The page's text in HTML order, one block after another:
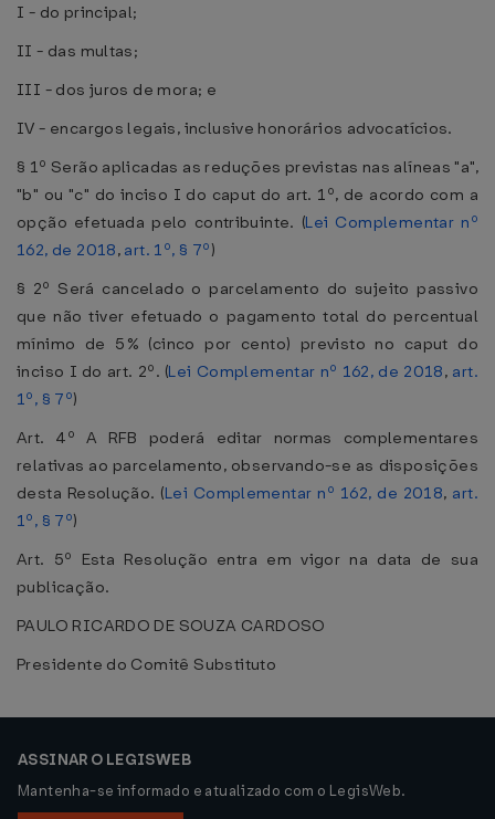
I - do principal;
II - das multas;
III - dos juros de mora; e
IV - encargos legais, inclusive honorários advocatícios.
§ 1º Serão aplicadas as reduções previstas nas alíneas "a",
"b" ou "c" do inciso I do caput do art. 1º, de acordo com a
opção efetuada pelo contribuinte. (Lei Complementar nº
162, de 2018, art. 1º, § 7º)
§ 2º Será cancelado o parcelamento do sujeito passivo
que não tiver efetuado o pagamento total do percentual
mínimo de 5% (cinco por cento) previsto no caput do
inciso I do art. 2º. (Lei Complementar nº 162, de 2018, art.
1º, § 7º)
Art. 4º A RFB poderá editar normas complementares
relativas ao parcelamento, observando-se as disposições
desta Resolução. (Lei Complementar nº 162, de 2018, art.
1º, § 7º)
Art. 5º Esta Resolução entra em vigor na data de sua
publicação.
PAULO RICARDO DE SOUZA CARDOSO
Presidente do Comitê Substituto
ASSINAR O LEGISWEB
Mantenha-se informado e atualizado com o LegisWeb.